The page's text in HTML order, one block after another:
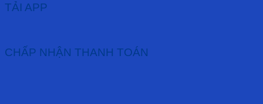
TẢI APP
CHẤP NHẬN THANH TOÁN